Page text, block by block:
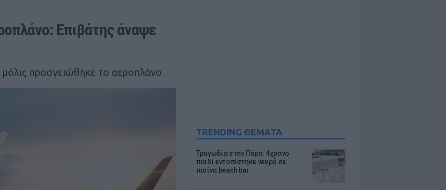
TRENDING ΘΕΜΑΤΑ
Τραγωδία στην Πάρο: 4χρονο
παιδί εντοπίστηκε νεκρό σε
πισίνα beach bar
Επιβάτης άναψε
προσγειώθηκε το αεροπλάνο